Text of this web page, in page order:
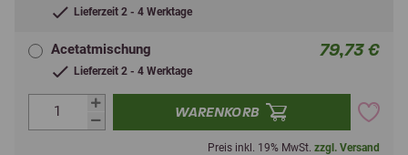
Lieferzeit 2 - 4 Werktage
Acetatmischung
Lieferzeit 2 - 4 Werktage
79,73 €
WARENKORB
Preis inkl. 19% MwSt. zzgl. Versand